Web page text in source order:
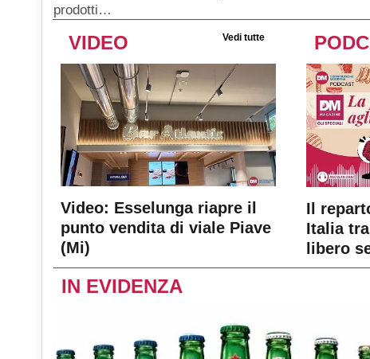
prodotti…
VIDEO Vedi tutte
Video: Esselunga riapre il
punto vendita di viale Piave
(Mi)
Il
Italia
libero
IN EVIDENZA